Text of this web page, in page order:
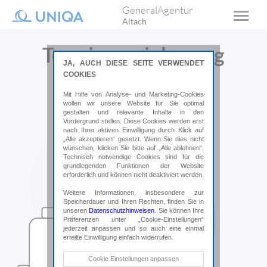
GeneralAgentur
Altach
Terminvereinbarung
JA, AUCH DIESE SEITE VERWENDET
COOKIES
Mit Hilfe von Analyse- und Marketing-Cookies
wollen wir unsere Website für Sie optimal
gestalten und relevante Inhalte in den
Vordergrund stellen. Diese Cookies werden erst
nach Ihrer aktiven Einwilligung durch Klick auf
„Alle akzeptieren“ gesetzt. Wenn Sie dies nicht
wünschen, klicken Sie bitte auf „Alle ablehnen“.
Technisch notwendige Cookies sind für die
grundlegenden Funktionen der Website
erforderlich und können nicht deaktiviert werden.
Weitere Informationen, insbesondere zur
Speicherdauer und Ihren Rechten, finden Sie in
unserenDatenschutzhinweisen . Sie können Ihre
Präferenzen unter „Cookie-Einstellungen“
jederzeit anpassen und so auch eine einmal
erteilte Einwilligung einfach widerrufen.
Technische Cookies
Cookie Einstellungen anpassen